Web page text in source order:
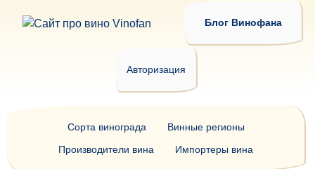
Блог Винофана
Авторизация
Сорта винограда
Винные регионы
Производители вина
Импортеры вина